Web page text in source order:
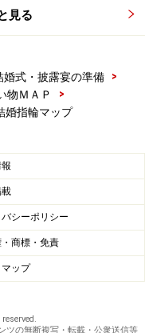
驚かないで。飲食店
ん進むと右側に小さ
ェの紹介です
内容をご確認くださ
見る
婚式・披露宴の準備
>
物ＭＡＰ
>
指輪マップ
載
シーポリシー
商標・免責
ップ
ツの無断複写・転載・公衆送信等